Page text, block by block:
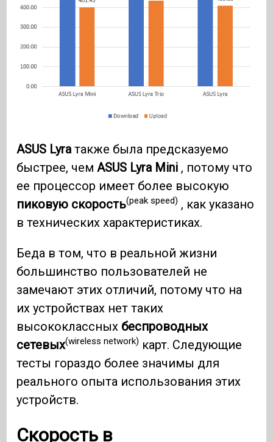
ASUS Lyraтакже была предсказуемо
быстрее, чемASUS Lyra Mini , потому что
ее процессор имеет более высокую
пиковую скорость(peak speed) , как указано
в технических характеристиках.
Беда в том, что в реальной жизни
большинство пользователей не
замечают этих отличий, потому что на
их устройствах нет таких
высококлассных беспроводных
сетевых(wireless network) карт. Следующие
тесты гораздо более значимы для
реального опыта использования этих
устройств.
Скорость в